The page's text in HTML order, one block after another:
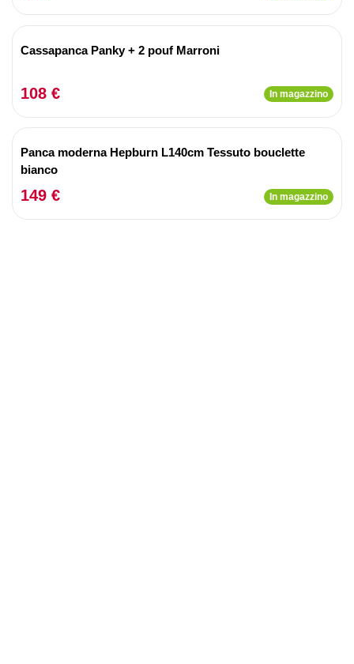
Cassapanca Panky + 2 pouf Marroni
108 € In magazzino
Panca moderna Hepburn L140cm Tessuto bouclette
bianco
149 € In magazzino